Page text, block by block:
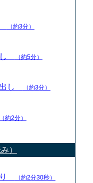
（約3分）
し （約5分）
出し （約3分）
（約2分）
）
り （約2分30秒）